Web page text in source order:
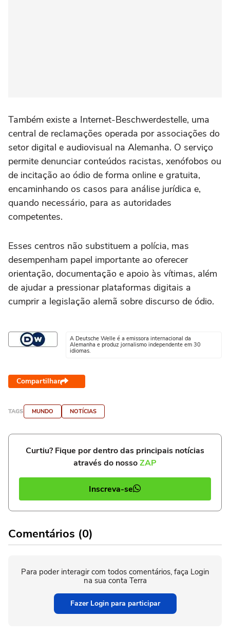
Também existe a Internet-Beschwerdestelle, uma
central de reclamações operada por associações do
setor digital e audiovisual na Alemanha. O serviço
permite denunciar conteúdos racistas, xenófobos ou
de incitação ao ódio de forma online e gratuita,
encaminhando os casos para análise jurídica e,
quando necessário, para as autoridades
competentes.
Esses centros não substituem a polícia, mas
desempenham papel importante ao oferecer
orientação, documentação e apoio às vítimas, além
de ajudar a pressionar plataformas digitais a
cumprir a legislação alemã sobre discurso de ódio.
A Deutsche Welle é a emissora internacional da
Alemanha e produz jornalismo independente em 30
idiomas.
Compartilhar
TAGS MUNDO NOTÍCIAS
Curtiu? Fique por dentro das principais notícias
através do nossoZAP
Inscreva-se
Comentários (0)
Para poder interagir com todos comentários, faça Login
na sua conta Terra
Fazer Login para participar